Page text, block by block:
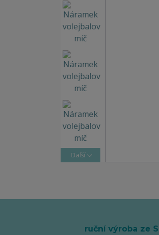
Další
ruční výroba ze